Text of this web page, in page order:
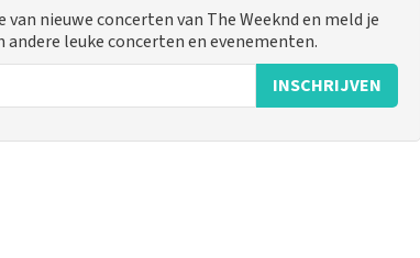
nieuwe concerten van The Weeknd en meld je
leuke concerten en evenementen.
INSCHRIJVEN